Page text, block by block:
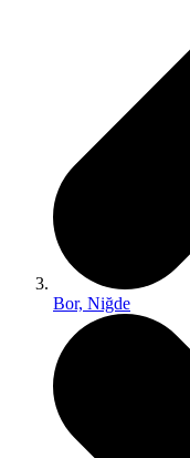
Bor, Niğde